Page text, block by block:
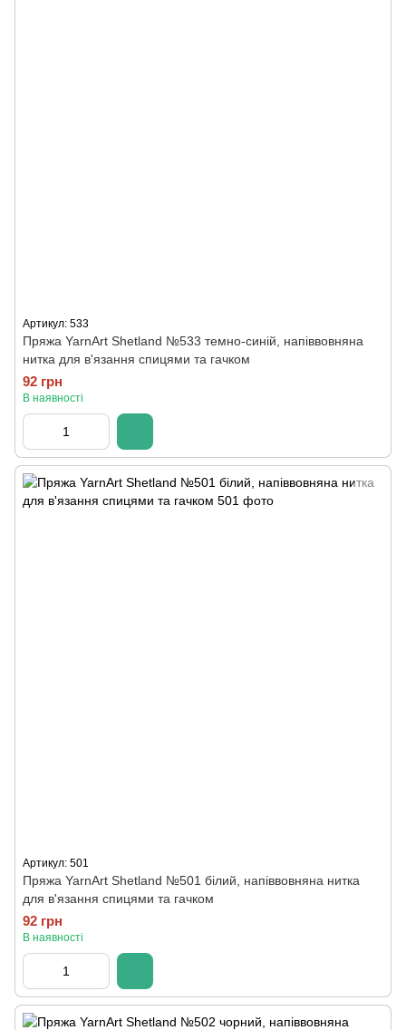
Артикул: 533
Пряжа YarnArt Shetland №533 темно-синій, напіввовняна
нитка для в'язання спицями та гачком
92 грн
В наявності
Артикул: 501
Пряжа YarnArt Shetland №501 білий, напіввовняна нитка
для в'язання спицями та гачком
92 грн
В наявності